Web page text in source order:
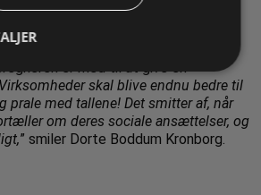
kan dog vise
en samfundsmæssig værdi det
f.eks. ansætter en person i et
er med til at give en
Virksomheder skal blive endnu bedre til
prale med tallene! Det smitter af, når
om deres sociale ansættelser, og
” smiler Dorte Boddum Kronborg.